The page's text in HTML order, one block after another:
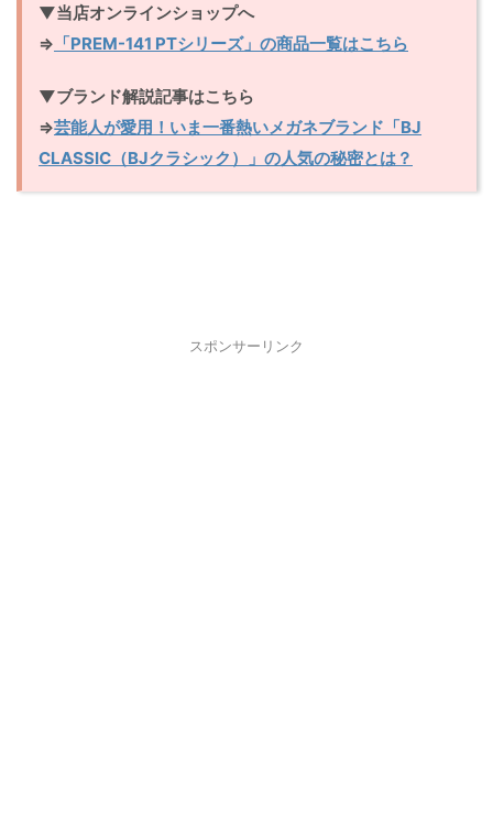
▼当店オンラインショップへ
⇒ 「PREM-141 PTシリーズ」の商品一覧はこちら
▼ブランド解説記事はこちら
⇒芸能人が愛用！いま一番熱いメガネブランド「BJ
CLASSIC（BJクラシック）」の人気の秘密とは？
スポンサーリンク